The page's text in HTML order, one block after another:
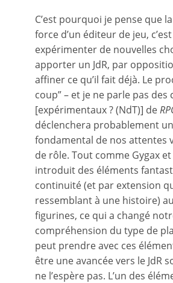
C’est pourquoi je pense que
force d’un éditeur de jeu,
expérimenter de nouvelles
apporter un JdR, par
affiner ce qu’il fait déjà. Le
coup” – et je ne parle pas des
[expérimentaux ? (NdT)] de
déclenchera probablement
fondamental de nos attentes
de rôle. Tout comme Gygax
introduit des éléments
continuité (et par extension
ressemblant à une histoire)
figurines, ce qui a changé
compréhension du type de
peut prendre avec ces
être une avancée vers le JdR
ne l’espère pas. L’un des